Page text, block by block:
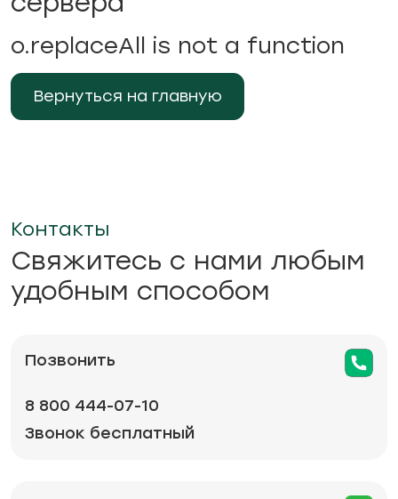
o.replaceAll is not a function
Вернуться на главную
Контакты
Свяжитесь с нами любым
удобным способом
Позвонить
8 800 444-07-10
Звонок бесплатный